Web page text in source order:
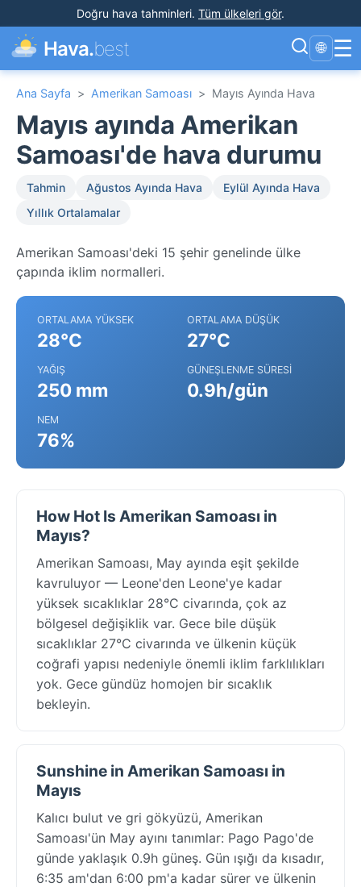
Doğru hava tahminleri. Tüm ülkeleri gör.
Hava.best 🌐 ☰
Ana Sayfa > Amerikan Samoası > Mayıs Ayında Hava
Mayıs ayında Amerikan
Samoası'de hava durumu
Tahmin Ağustos Ayında Hava
Eylül Ayında Hava
Yıllık Ortalamalar
Amerikan Samoası'deki 15 şehir genelinde ülke
çapında iklim normalleri.
ORTALAMA YÜKSEK
28°C
ORTALAMA DÜŞÜK
27°C
YAĞIŞ
250 mm
GÜNEŞLENME SÜRESI
0.9h/gün
NEM
76%
How Hot Is Amerikan Samoası in
Mayıs?
Amerikan Samoası, May ayında eşit şekilde
kavruluyor — Leone'den Leone'ye kadar
yüksek sıcaklıklar 28°C civarında, çok az
bölgesel değişiklik var. Gece bile düşük
sıcaklıklar 27°C civarında ve ülkenin küçük
coğrafi yapısı nedeniyle önemli iklim farklılıkları
yok. Gece gündüz homojen bir sıcaklık
bekleyin.
Sunshine in Amerikan Samoası in
Mayıs
Kalıcı bulut ve gri gökyüzü, Amerikan
Samoası'ün May ayını tanımlar: Pago Pago'de
günde yaklaşık 0.9h güneş. Gün ışığı da kısadır,
6:35 am'dan 6:00 pm'a kadar sürer ve ülkenin